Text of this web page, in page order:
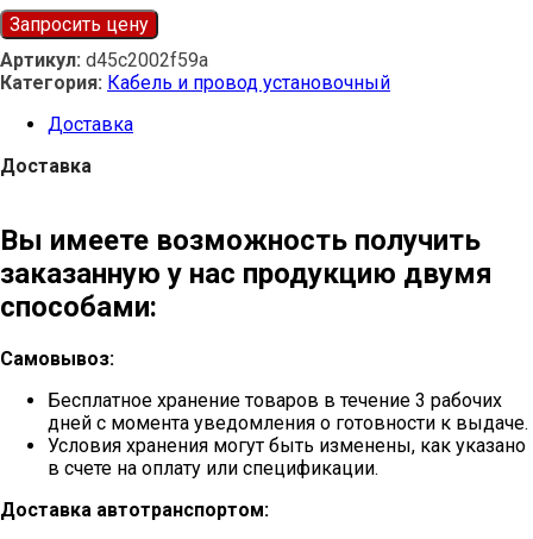
Запросить цену
Артикул: d45c2002f59a
Категория: Кабель и провод установочный
Доставка
Доставка
Вы имеете возможность получить
заказанную у нас продукцию двумя
способами:
Самовывоз:
Бесплатное хранение товаров в течение 3 рабочих
дней с момента уведомления о готовности к выдаче.
Условия хранения могут быть изменены, как указано
в счете на оплату или спецификации.
Доставка автотранспортом: